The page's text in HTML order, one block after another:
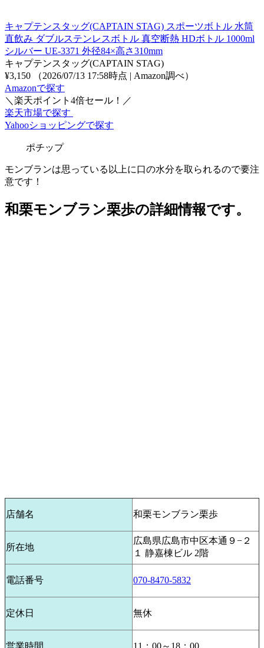
キャプテンスタッグ(CAPTAIN STAG) スポーツボトル 水筒
直飲み ダブルステンレスボトル 真空断熱 HDボトル 1000ml
シルバー UE-3371 外径84×高さ310mm
キャプテンスタッグ(CAPTAIN STAG)
¥3,150
（2026/07/13 17:58時点 | Amazon調べ）
Amazonで探す
＼楽天ポイント4倍セール！／
楽天市場で探す
Yahooショッピングで探す
ポチップ
モンブランは思っている以上に口の水分を取られるので要注
意です！
和栗モンブラン栗歩の詳細情報です。
店舗名 和栗モンブラン栗歩
所在地
広島県広島市中区本通９−２
１ 静嘉棟ビル 2階
電話番号 070-8470-5832
定休日 無休
営業時間 11：00～18：00